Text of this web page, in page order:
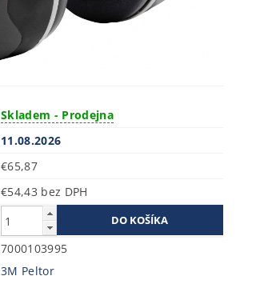
Skladem - Prodejna
11.08.2026
€65,87
€54,43 bez DPH
7000103995
3M Peltor